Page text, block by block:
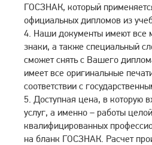
ГОСЗНАК, который
официальных дипломов из
Наши документы имеют все
знаки, а также специальный
сможет снять с Вашего
имеет все оригинальные
соответствии с
Доступная цена, в которую
услуг, а именно – работы
квалифицированных
на бланк ГОСЗНАК. Расчет